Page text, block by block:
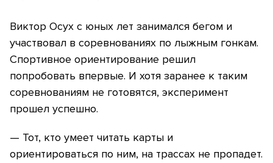
Виктор Осух с юных лет занимался бегом и
участвовал в соревнованиях по лыжным гонкам.
Спортивное ориентирование решил
попробовать впервые. И хотя заранее к таким
соревнованиям не готовятся, эксперимент
прошел успешно.
— Тот, кто умеет читать карты и
ориентироваться по ним, на трассах не пропадет.